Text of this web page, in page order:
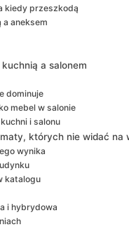
kiedy przeszkodą
a aneksem
a salonem
dominuje
mebel w salonie
i salonu
których nie widać na
wynika
katalogu
i hybrydowa